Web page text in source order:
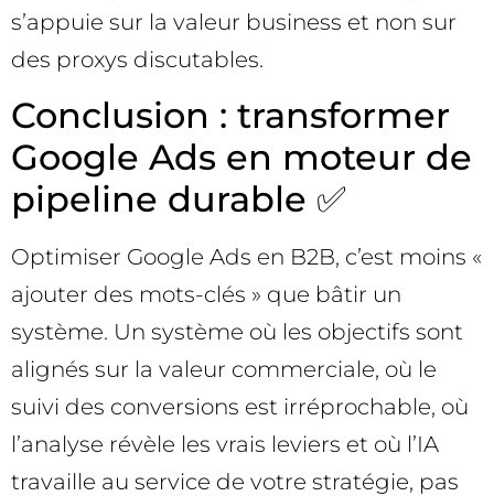
s’appuie sur la valeur business et non sur
des proxys discutables.
Conclusion : transformer
Google Ads en moteur de
pipeline durable ✅
Optimiser Google Ads en B2B, c’est moins «
ajouter des mots-clés » que bâtir un
système. Un système où les objectifs sont
alignés sur la valeur commerciale, où le
suivi des conversions est irréprochable, où
l’analyse révèle les vrais leviers et où l’IA
travaille au service de votre stratégie, pas